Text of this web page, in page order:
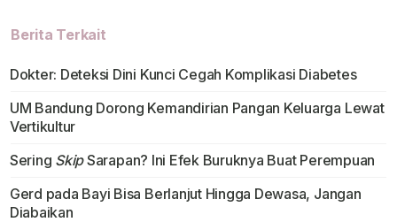
Berita Terkait
Dokter: Deteksi Dini Kunci Cegah Komplikasi Diabetes
UM Bandung Dorong Kemandirian Pangan Keluarga Lewat
Vertikultur
Sering SkipSarapan? Ini Efek Buruknya Buat Perempuan
Gerd pada Bayi Bisa Berlanjut Hingga Dewasa, Jangan
Diabaikan